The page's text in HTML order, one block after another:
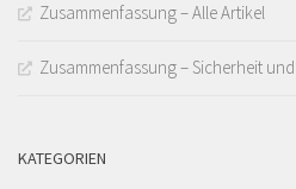
Zusammenfassung – Alle Artikel
Zusammenfassung – Sicherheit
KATEGORIEN